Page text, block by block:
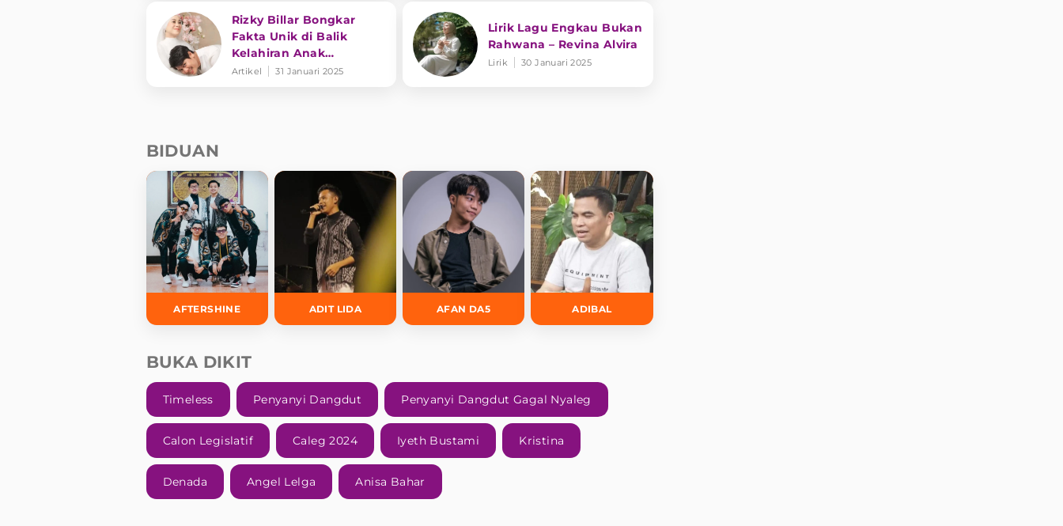
Rizky Billar Bongkar
Fakta Unik di Balik
Kelahiran Anak
Keduanya
Artikel 31 Januari 2025
Lirik Lagu Engkau Bukan
Rahwana – Revina Alvira
Lirik 30 Januari 2025
BIDUAN
AFTERSHINE ADIT LIDA AFAN DA5 ADIBAL
BUKA DIKIT
Timeless Penyanyi Dangdut Penyanyi Dangdut Gagal Nyaleg
Calon Legislatif Caleg 2024 Iyeth Bustami Kristina
Denada Angel Lelga Anisa Bahar